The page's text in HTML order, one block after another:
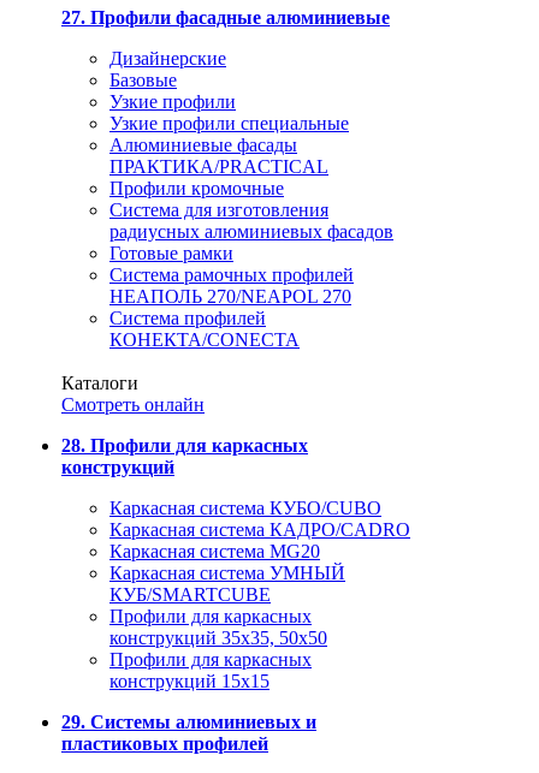
27. Профили фасадные алюминиевые
Дизайнерские
Базовые
Узкие профили
Узкие профили специальные
Алюминиевые фасады
ПРАКТИКА/PRACTICAL
Профили кромочные
Система для изготовления
радиусных алюминиевых фасадов
Готовые рамки
Система рамочных профилей
НЕАПОЛЬ 270/NEAPOL 270
Система профилей
КОНЕКТА/CONECTA
Каталоги
Смотреть онлайн
28. Профили для каркасных
конструкций
Каркасная система КУБО/CUBO
Каркасная система КАДРО/CADRO
Каркасная система MG20
Каркасная система УМНЫЙ
КУБ/SMARTCUBE
Профили для каркасных
конструкций 35x35, 50x50
Профили для каркасных
конструкций 15х15
29. Системы алюминиевых и
пластиковых профилей